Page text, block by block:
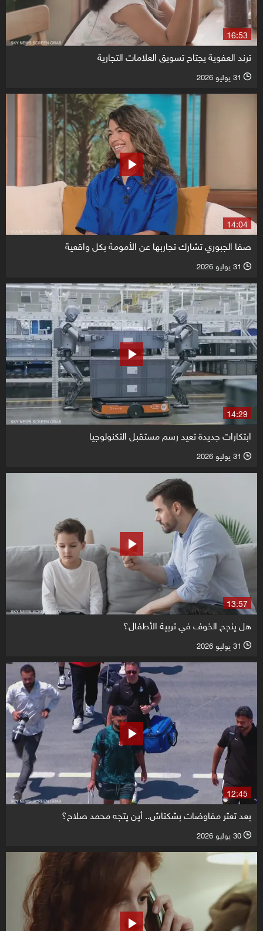
16:53
ترند العفوية يجتاح تسويق العلامات التجارية
l 31 يوليو 2026
14:04
صفا الجبوري تشارك تجاربها عن الأمومة بكل واقعية
l 31 يوليو 2026
14:29
ابتكارات جديدة تعيد رسم مستقبل التكنولوجيا
l 31 يوليو 2026
13:57
هل ينجح الخوف في تربية الأطفال؟
l 31 يوليو 2026
12:45
بعد تعثر مفاوضات بشكتاش.. أين يتجه محمد صلاح؟
l 30 يوليو 2026